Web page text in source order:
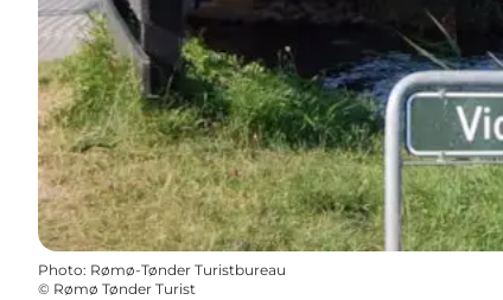
Photo: Rømø-Tønder Turistbureau
© Rømø Tønder Turist